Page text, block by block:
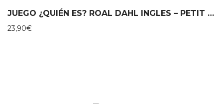
era:
es:
JUEGO ¿QUIÉN ES? ROAL DAHL INGLES – PETIT COLLAGE
23,90€